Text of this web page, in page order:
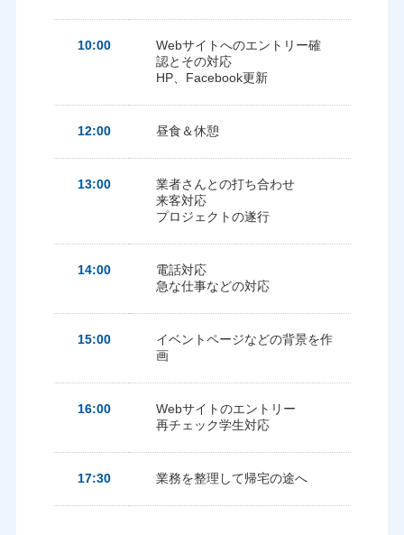
10:00
Webサイトへのエントリー確
認とその対応
HP、Facebook更新
12:00 昼食＆休憩
13:00
業者さんとの打ち合わせ
来客対応
プロジェクトの遂行
14:00
電話対応
急な仕事などの対応
15:00
イベントページなどの背景を作
画
16:00
Webサイトのエントリー
再チェック学生対応
17:30 業務を整理して帰宅の途へ